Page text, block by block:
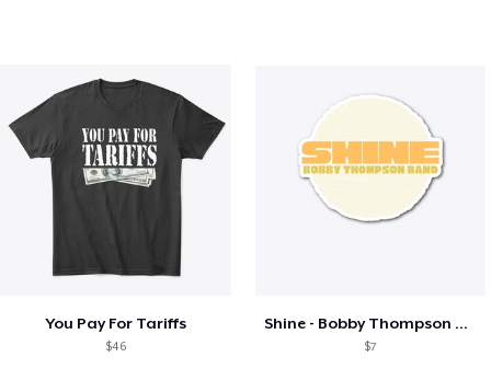
You Pay For Tariffs
$46
Shine - Bobby Thompson Band Merch
$7